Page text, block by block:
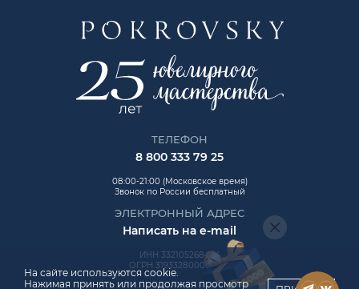
ТЕЛЕФОН
8 800 333 79 25
08:00-21:00 (Московское время)
Звонок по России бесплатный
ЭЛЕКТРОННЫЙ АДРЕС
Написать на e-mail
ИНН 332105268454
ОГРН 319332800006992
На сайте используются cookie.
Нажимая принять или продолжая просмотр